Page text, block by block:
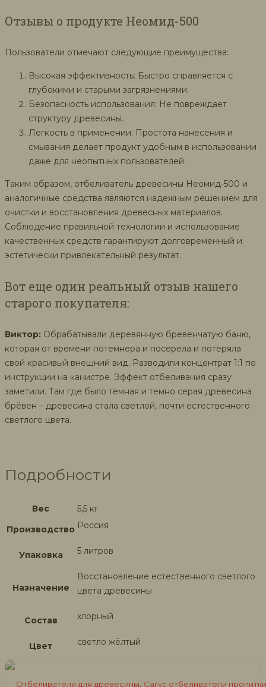
Отзывы о продукте Неомид-500
Пользователи отмечают следующие преимущества:
Высокая эффективность: Быстро справляется с
глубокими и старыми загрязнениями.
Безопасность использования: Не повреждает
структуру древесины.
Легкость в применении: Простота нанесения и
смывания делает продукт удобным в использовании
даже для неопытных пользователей.
Таким образом, отбеливатель древесины Неомид-500 и
аналогичные средства являются надежным решением для
очистки и восстановления древесных материалов.
Соблюдение правильной технологии и использование
качественных средств гарантируют долговременный и
эстетически привлекательный результат.
Вот еще один реальный отзыв нашего
старого покупателя:
Виктор: Обрабатывали деревянную бревенчатую баню,
которая от времени потемнера и посерела и потеряла
свой красивый внешний вид. Разводили концентрат 1:1 по
инструкции на канистре. Эффект отбеливания сразу
заметили. Там где было тёмная и темно серая древесина
брёвен – древесина стала светлой, почти естественного
светлого цвета.
Подробности
Вес
5,5 кг
Производство Россия
Упаковка 5 литров
Назначение
Восстановление естественного светлого
цвета древесины
Состав хлорный
Цвет светло жёлтый
Отбеливатели для древесины, Сагус отбеливатели пропитки